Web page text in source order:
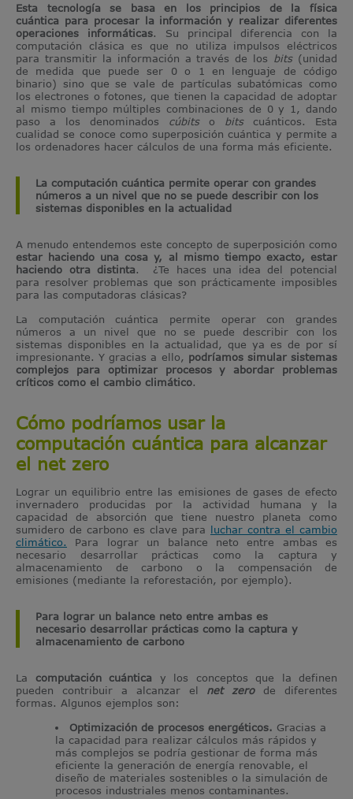
Esta tecnología se basa en los principios de la física
cuántica para procesar la información y realizar diferentes
operaciones informáticas. Su principal diferencia con la
computación clásica es que no utiliza impulsos eléctricos
para transmitir la información a través de los bits(unidad
de medida que puede ser 0 o 1 en lenguaje de código
binario) sino que se vale de partículas subatómicas como
los electrones o fotones, que tienen la capacidad de adoptar
al mismo tiempo múltiples combinaciones de 0 y 1, dando
paso a los denominados cúbitso bitscuánticos. Esta
cualidad se conoce como superposición cuántica y permite a
los ordenadores hacer cálculos de una forma más eficiente.
La computación cuántica permite operar con grandes
números a un nivel que no se puede describir con los
sistemas disponibles en la actualidad
A menudo entendemos este concepto de superposición como
estar haciendo una cosa y, al mismo tiempo exacto, estar
haciendo otra distinta. ¿Te haces una idea del potencial
para resolver problemas que son prácticamente imposibles
para las computadoras clásicas?
La computación cuántica permite operar con grandes
números a un nivel que no se puede describir con los
sistemas disponibles en la actualidad, que ya es de por sí
impresionante. Y gracias a ello, podríamos simular sistemas
complejos para optimizar procesos y abordar problemas
críticos como el cambio climático.
Cómo podríamos usar la
computación cuántica para alcanzar
el net zero
Lograr un equilibrio entre las emisiones de gases de efecto
invernadero producidas por la actividad humana y la
capacidad de absorción que tiene nuestro planeta como
sumidero de carbono es clave para luchar contra el cambio
climático.
Para lograr un balance neto entre ambas es
necesario desarrollar prácticas como la captura y
almacenamiento de carbono o la compensación de
emisiones (mediante la reforestación, por ejemplo).
Para lograr un balance neto entre ambas es
necesario desarrollar prácticas como la captura y
almacenamiento de carbono
La computación cuántica y los conceptos que la definen
pueden contribuir a alcanzar el net zero
de diferentes
formas. Algunos ejemplos son:
Optimización de procesos energéticos. Gracias a
la capacidad para realizar cálculos más rápidos y
más complejos se podría gestionar de forma más
eficiente la generación de energía renovable, el
diseño de materiales sostenibles o la simulación de
procesos industriales menos contaminantes.